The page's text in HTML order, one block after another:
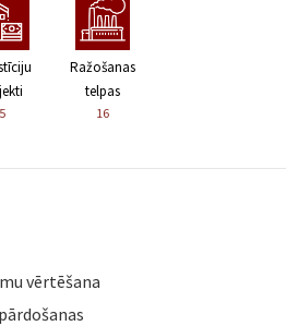
5
Ražošanas
telpas
16
vērtēšana